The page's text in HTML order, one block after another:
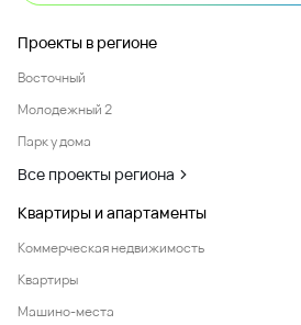
Проекты в регионе
Восточный
Молодежный 2
Парк у дома
Все проекты региона
Квартиры и апартаменты
Коммерческая недвижимость
Квартиры
Машино-места